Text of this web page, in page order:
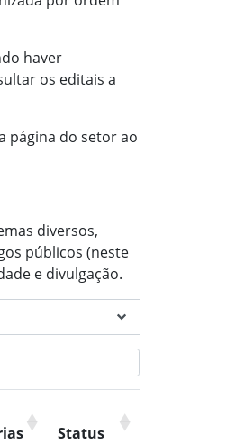
haver
os editais a
página do setor ao
diversos,
públicos (neste
e divulgação.
Status